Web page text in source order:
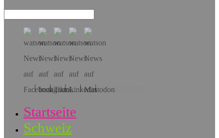
Hol dir die App!
Startseite
Schweiz